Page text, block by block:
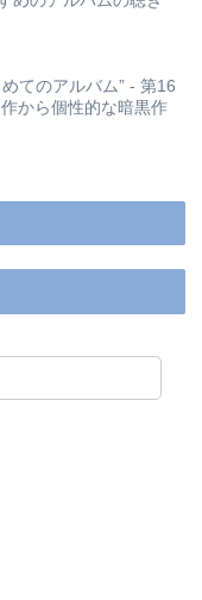
めてのアルバム” - 第16
から個性的な暗黒作